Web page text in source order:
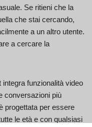
Se ritieni che la
che stai cercando,
a un altro utente.
a cercare la
funzionalità video
conversazioni più
progettata per essere
le età e con qualsiasi